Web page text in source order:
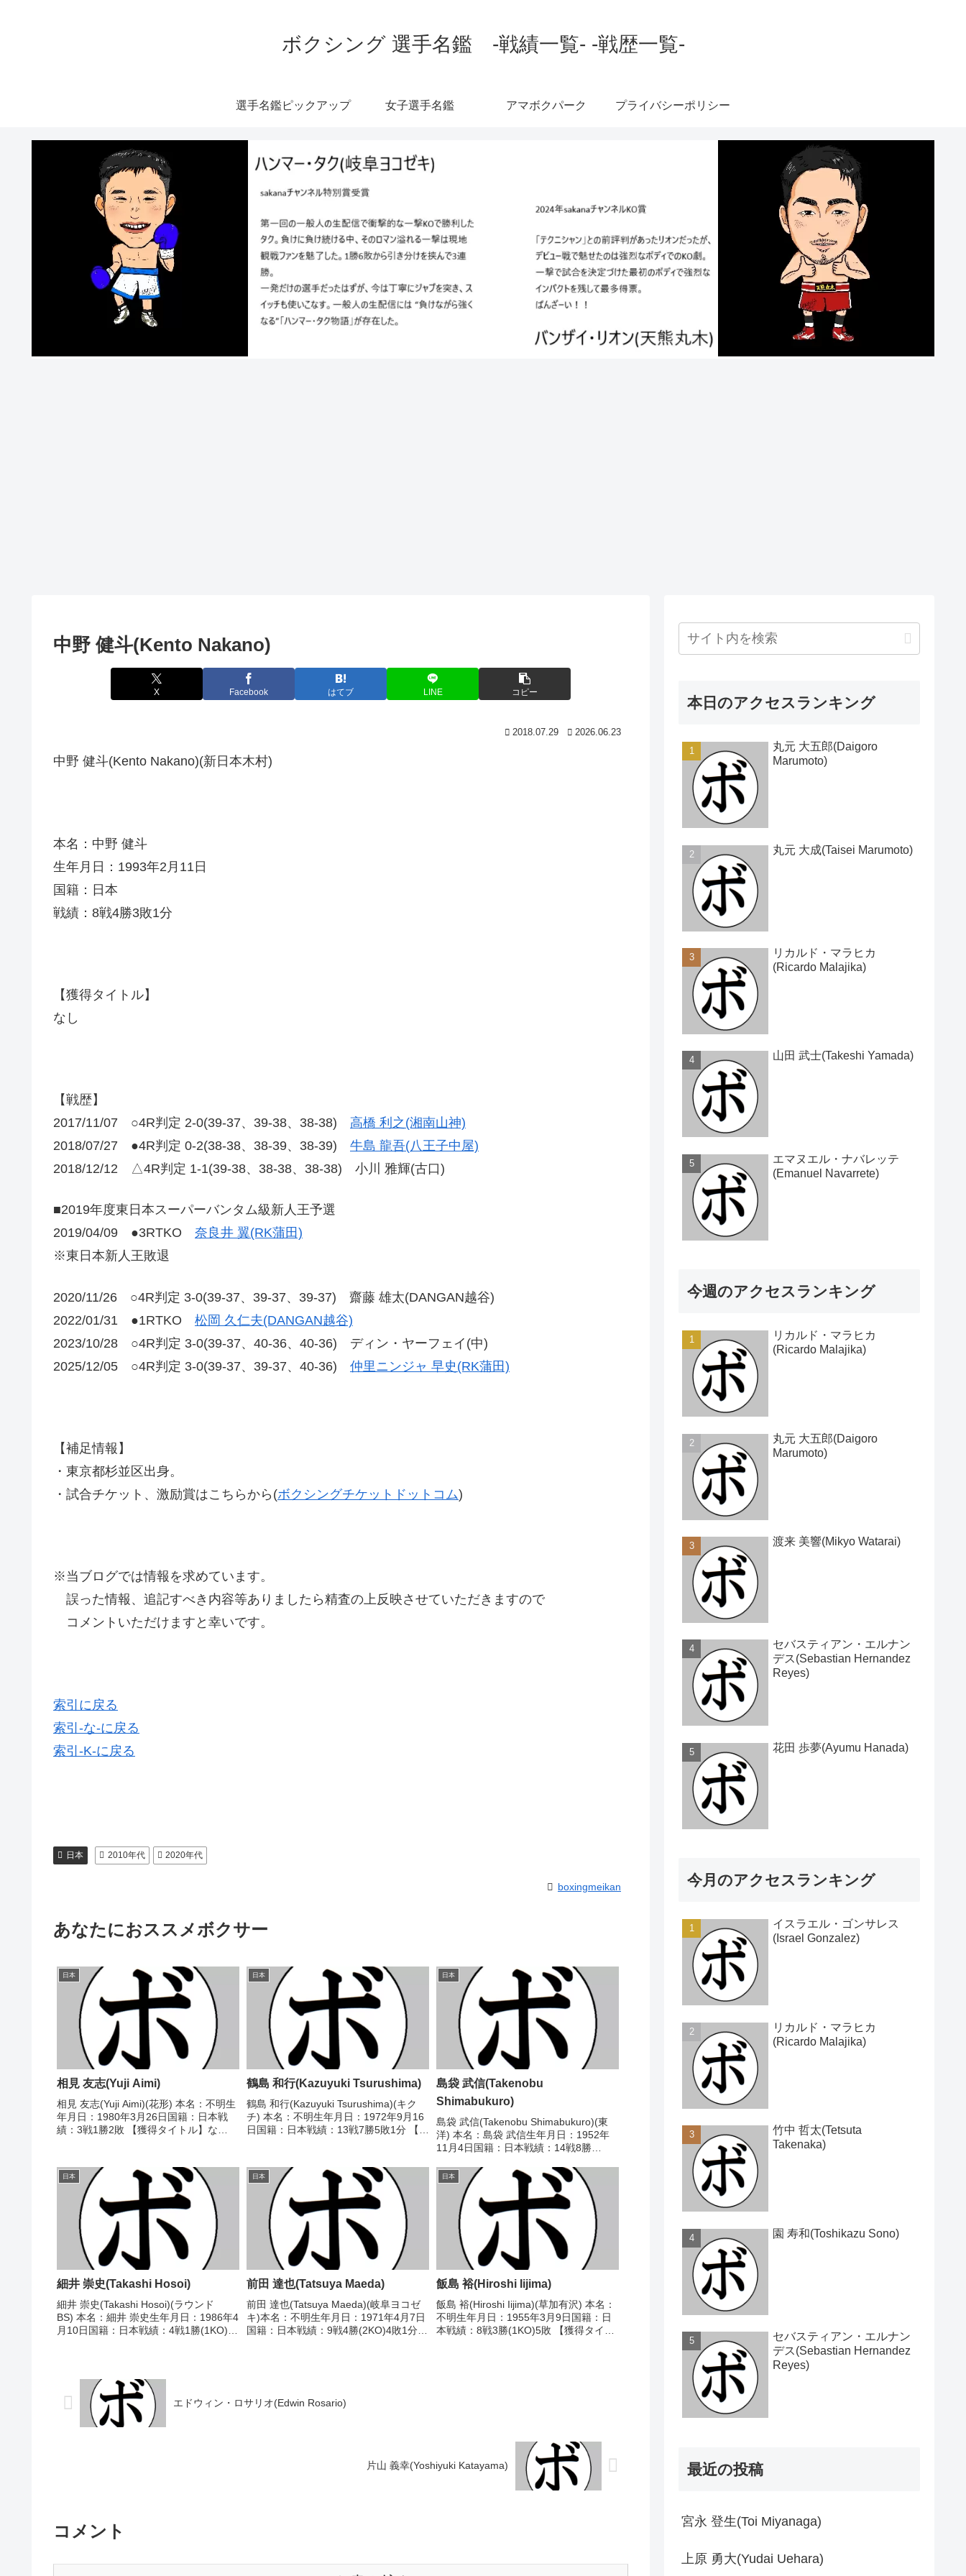
ボクシング 選手名鑑 -戦績一覧- -戦歴一覧-
選手名鑑ピックアップ 女子選手名鑑 アマボクパーク プライバシーポリシー
中野 健斗(Kento Nakano)
X Facebook はてブ LINE コピー
2018.07.29 2026.06.23
中野 健斗(Kento Nakano)(新日本木村)
本名：中野 健斗
生年月日：1993年2月11日
国籍：日本
戦績：8戦4勝3敗1分
【獲得タイトル】
なし
【戦歴】
2017/11/07 ○4R判定 2-0(39-37、39-38、38-38) 高橋 利之(湘南山神)
2018/07/27 ●4R判定 0-2(38-38、38-39、38-39) 牛島 龍吾(八王子中屋)
2018/12/12 △4R判定 1-1(39-38、38-38、38-38) 小川 雅輝(古口)
■2019年度東日本スーパーバンタム級新人王予選
2019/04/09 ●3RTKO 奈良井 翼(RK蒲田)
※東日本新人王敗退
2020/11/26 ○4R判定 3-0(39-37、39-37、39-37) 齋藤 雄太(DANGAN越谷)
2022/01/31 ●1RTKO 松岡 久仁夫(DANGAN越谷)
2023/10/28 ○4R判定 3-0(39-37、40-36、40-36) ディン・ヤーフェイ(中)
2025/12/05 ○4R判定 3-0(39-37、39-37、40-36) 仲里ニンジャ 早史(RK蒲田)
【補足情報】
・東京都杉並区出身。
・試合チケット、激励賞はこちらから(ボクシングチケットドットコム)
※当ブログでは情報を求めています。
誤った情報、追記すべき内容等ありましたら精査の上反映させていただきますので
コメントいただけますと幸いです。
索引に戻る
索引-な-に戻る
索引-K-に戻る
日本 2010年代 2020年代
boxingmeikan
あなたにおススメボクサー
日本
相見 友志(Yuji Aimi)
相見 友志(Yuji Aimi)(花形) 本名：不明生
年月日：1980年3月26日国籍：日本戦
績：3戦1勝2敗 【獲得タイトル】な
橋)2...
日本
鶴島 和行(Kazuyuki Tsurushima)
鶴島 和行(Kazuyuki Tsurushima)(キク
チ) 本名：不明生年月日：1972年9月16
日国籍：日本戦績：13戦7勝5敗1分 【獲
38、38...
日本
島袋 武信(Takenobu
Shimabukuro)
島袋 武信(Takenobu Shimabukuro)(東
洋) 本名：島袋 武信生年月日：1952年
11月4日国籍：日本戦績：14戦8勝
し 【戦歴】1972/12/08 ○6R判定 (採点
不明) 小林 ...
日本
細井 崇史(Takashi Hosoi)
細井 崇史(Takashi Hosoi)(ラウンド
BS) 本名：細井 崇史生年月日：1986年4
月10日国籍：日本戦績：4戦1勝(1KO)3
日本
前田 達也(Tatsuya Maeda)
前田 達也(Tatsuya Maeda)(岐阜ヨコゼ
キ)本名：不明生年月日：1971年4月7日
国籍：日本戦績：9戦4勝(2KO)4敗1分
日本
飯島 裕(Hiroshi Iijima)
飯島 裕(Hiroshi Iijima)(草加有沢) 本名：
不明生年月日：1955年3月9日国籍：日
本戦績：8戦3勝(1KO)5敗 【獲得タイト
エドウィン・ロサリオ(Edwin Rosario)
片山 義幸(Yoshiyuki Katayama)
コメント
本日のアクセスランキング
丸元 大五郎(Daigoro
Marumoto)
丸元 大成(Taisei Marumoto)
リカルド・マラヒカ
(Ricardo Malajika)
山田 武士(Takeshi Yamada)
エマヌエル・ナバレッテ
(Emanuel Navarrete)
今週のアクセスランキング
リカルド・マラヒカ
(Ricardo Malajika)
丸元 大五郎(Daigoro
Marumoto)
渡来 美響(Mikyo Watarai)
セバスティアン・エルナン
デス(Sebastian Hernandez
Reyes)
花田 歩夢(Ayumu Hanada)
今月のアクセスランキング
イスラエル・ゴンサレス
(Israel Gonzalez)
リカルド・マラヒカ
(Ricardo Malajika)
竹中 哲太(Tetsuta
Takenaka)
園 寿和(Toshikazu Sono)
セバスティアン・エルナン
デス(Sebastian Hernandez
Reyes)
最近の投稿
宮永 登生(Toi Miyanaga)
上原 勇大(Yudai Uehara)